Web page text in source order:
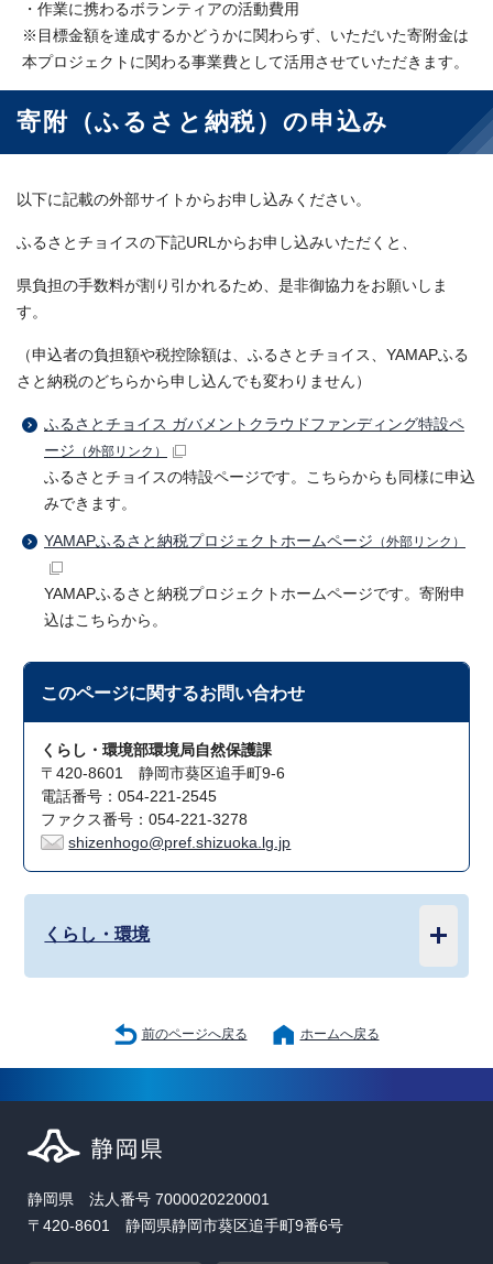
・作業に携わるボランティアの活動費用
※目標金額を達成するかどうかに関わらず、いただいた寄附金は
本プロジェクトに関わる事業費として活用させていただきます。
寄附（ふるさと納税）の申込み
以下に記載の外部サイトからお申し込みください。
ふるさとチョイスの下記URLからお申し込みいただくと、
県負担の手数料が割り引かれるため、是非御協力をお願いしま
す。
（申込者の負担額や税控除額は、ふるさとチョイス、YAMAPふる
さと納税のどちらから申し込んでも変わりません）
ふるさとチョイス ガバメントクラウドファンディング特設ペ
ージ （外部リンク）
ふるさとチョイスの特設ページです。こちらからも同様に申込
みできます。
YAMAPふるさと納税プロジェクトホームページ （外部リンク）
YAMAPふるさと納税プロジェクトホームページです。寄附申
込はこちらから。
このページに関するお問い合わせ
くらし・環境部環境局自然保護課
〒420-8601 静岡市葵区追手町9-6
電話番号：054-221-2545
ファクス番号：054-221-3278
shizenhogo@pref.shizuoka.lg.jp
くらし・環境
前のページへ戻る ホームへ戻る
静岡県 法人番号 7000020220001
〒420-8601 静岡県静岡市葵区追手町9番6号